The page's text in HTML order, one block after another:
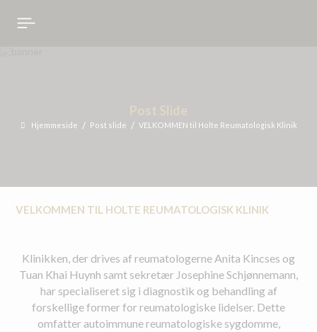
Hjemmeside Post slide VELKOMMEN til Holte Reumatologisk Klinik
VELKOMMEN TIL HOLTE REUMATOLOGISK KLINIK
Klinikken, der drives af reumatologerne Anita Kincses og
Tuan Khai Huynh samt sekretær Josephine Schjønnemann,
har specialiseret sig i diagnostik og behandling af
forskellige former for reumatologiske lidelser. Dette
omfatter autoimmune reumatologiske sygdomme,
DANH SÁCH ĐẶT PHÒNG